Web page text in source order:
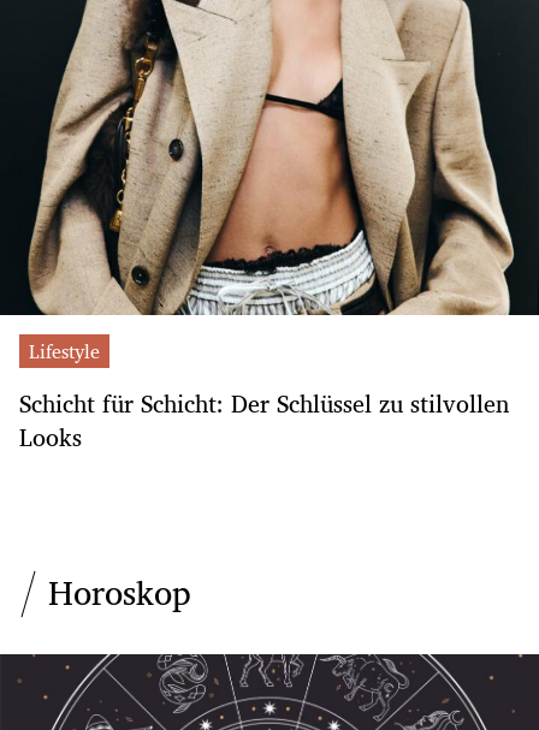
Lifestyle
Schicht für Schicht: Der Schlüssel zu stilvollen
Looks
Horoskop